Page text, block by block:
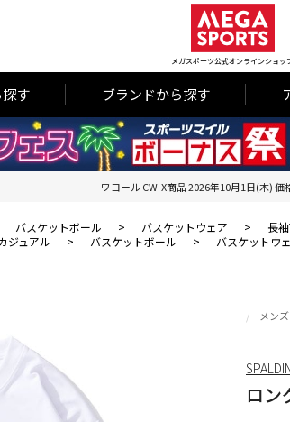
メガスポーツ公式オンラインショッ
す ブランドから探す
ワコール CW-X商品 2026年10月1日(木) 価
バスケットボール > バスケットウェア > 長
ジュアル > バスケットボール > バスケットウ
メンズ
ロン